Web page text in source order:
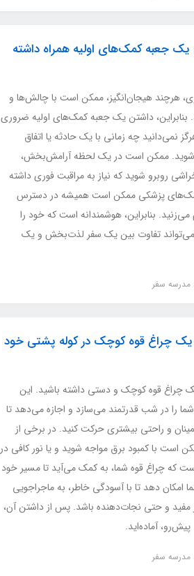
جعبه کمک‌های اولیه همراه داشته
هرچند هیجان‌انگیز، ممکن است با چالش‌ها و
بنابراین، داشتن یک جعبه کمک‌های اولیه ضروری
نمی‌دانید چه زمانی با یک حادثه یا اتفاق
ممکن است در یک لحظه آرامش‌بخش،
روبرو شوید که نیاز به مراقبت فوری داشته
پزشکی ممکن است همیشه در دسترس
بنابراین، هوشمندانه است که خود را
می‌تواند تفاوت بین یک سفر لذت‌بخش و یک
مدرسه سفر
چراغ قوه کوچک در کوله پشتی خود
چراغ قوه کوچک و دستی داشته باشید. این
را در شب قدرتمند می‌سازد و اجازه می‌دهد تا
و راحتی بیشتری حرکت کنید. در برخی از
است با کمبود برق مواجه شوید و یا نور کافی در
که چراغ قوه شما، به کمک می‌آید تا مسیر خود
امکان دهد تا با آسودگی خاطر، به ماجراجویی
مفید و حتی نجات‌دهنده باشد. پس از داشتن آن،
آماده‌اید.
مدرسه سفر